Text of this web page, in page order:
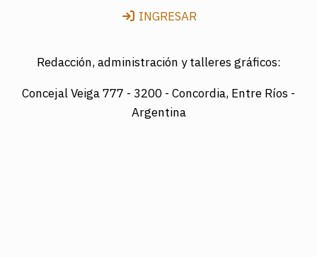
INGRESAR
Redacción, administración y talleres gráficos:
Concejal Veiga 777 - 3200 - Concordia, Entre Ríos -
Argentina